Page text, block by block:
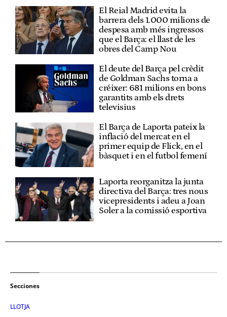
El Reial Madrid evita la
barrera dels 1.000 milions de
despesa amb més ingressos
que el Barça: el llast de les
obres del Camp Nou
El deute del Barça pel crèdit
de Goldman Sachs torna a
créixer: 681 milions en bons
garantits amb els drets
televisius
El Barça de Laporta pateix la
inflació del mercat en el
primer equip de Flick, en el
bàsquet i en el futbol femení
Laporta reorganitza la junta
directiva del Barça: tres nous
vicepresidents i adeu a Joan
Soler a la comissió esportiva
Secciones
LLOTJA